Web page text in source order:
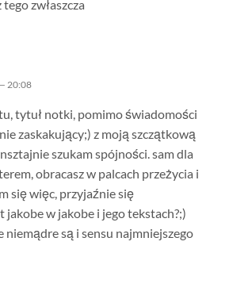
zwłaszcza
20:08
tytuł notki, pomimo świadomości
zaskakujący;) z moją szczątkową
szukam spójności. sam dla
obracasz w palcach przeżycia i
się więc, przyjaźnie się
jakobe w jakobe i jego tekstach?;)
są i sensu najmniejszego